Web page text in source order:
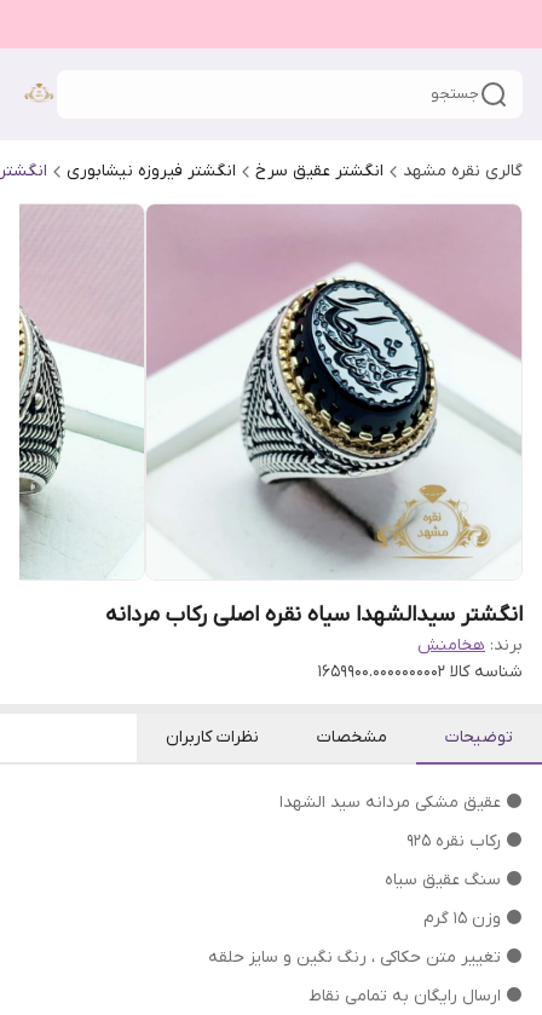
جستجو
گالری نقره مشهد انگشتر عقیق سرخ انگشتر فیروزه نیشابوری
انگشتر سیدالشهدا سیاه نقره اصلی رکاب مردانه
برند: هخامنش
شناسه کالا 1659900.0000000002
توضیحات مشخصات نظرات کاربران
⚫ عقیق مشکی مردانه سید الشهدا
⚫ رکاب نقره 925
⚫ سنگ عقیق سیاه
⚫ وزن 15 گرم
⁦⁩⚫ تغییر متن حکاکی ، رنگ نگین و سایز حلقه
⚫ ارسال رایگان به تمامی نقاط